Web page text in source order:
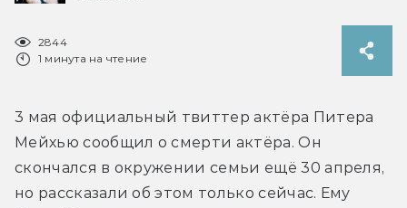
2844
1 минута на чтение
3 мая официальный твиттер актёра Питера
Мейхью сообщил о смерти актёра. Он
скончался в окружении семьи ещё 30 апреля,
но рассказали об этом только сейчас. Ему